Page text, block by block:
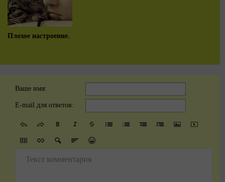
Плохое настроение.
Ваше имя:
E-mail для ответов:
Текст комментария